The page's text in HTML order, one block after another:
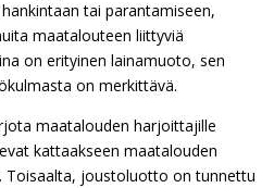
tai parantamiseen,
maatalouteen liittyviä
on erityinen lainamuoto, sen
on merkittävä.
maatalouden harjoittajille
kattaakseen maatalouden
Toisaalta, joustoluotto on tunnettu